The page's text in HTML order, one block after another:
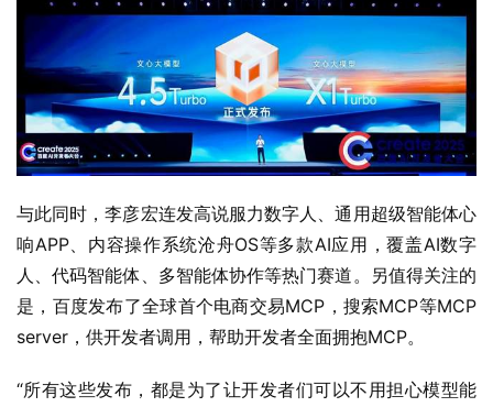
与此同时，李彦宏连发高说服力数字人、通用超级智能体心
响APP、内容操作系统沧舟OS等多款AI应用，覆盖AI数字
人、代码智能体、多智能体协作等热门赛道。另值得关注的
是，百度发布了全球首个电商交易MCP，搜索MCP等MCP
server，供开发者调用，帮助开发者全面拥抱MCP。
“所有这些发布，都是为了让开发者们可以不用担心模型能